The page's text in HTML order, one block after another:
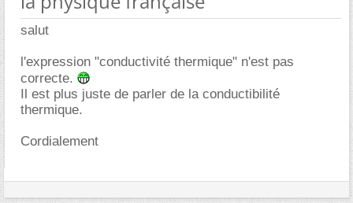
salut
l'expression "conductivité thermique" n'est pas
correcte.
Il est plus juste de parler de la conductibilité
thermique.
Cordialement